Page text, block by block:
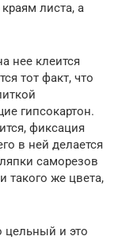
листа, а
нее клеится
тот факт, что
гипсокартон.
фиксация
в ней делается
саморезов
такого же цвета,
цельный и это